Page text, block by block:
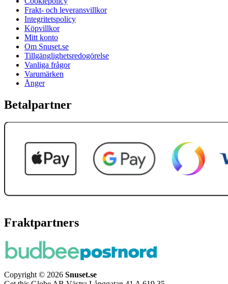
Frakt- och leveransvillkor
Integritetspolicy
Köpvillkor
Mitt konto
Om Snuset.se
Tillgänglighetsredogörelse
Vanliga frågor
Varumärken
Ånger
Betalpartner
Fraktpartners
Copyright © 2026 Snuset.se